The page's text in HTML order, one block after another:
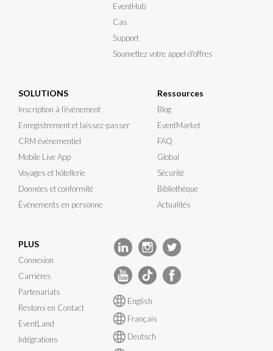
EventHub
Cas
Support
Soumettez votre appel d'offres
SOLUTIONS
Inscription à l’évènement
Enregistrement et laissez-passer
CRM événementiel
Mobile Live App
Voyages et hôtellerie
Données et conformité
Événements en personne
Ressources
Blog
EventMarket
FAQ
Global
Sécurité
Bibliothèque
Actualités
PLUS
Connexion
Carrières
Partenariats
Restons en Contact
EventLand
Intégrations
English
Français
Deutsch